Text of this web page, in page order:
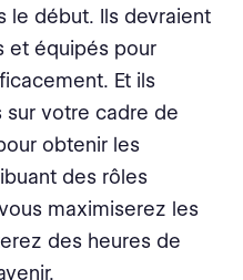
le début. Ils devraient
et équipés pour
Et ils
sur votre cadre de
obtenir les
des rôles
maximiserez les
des heures de